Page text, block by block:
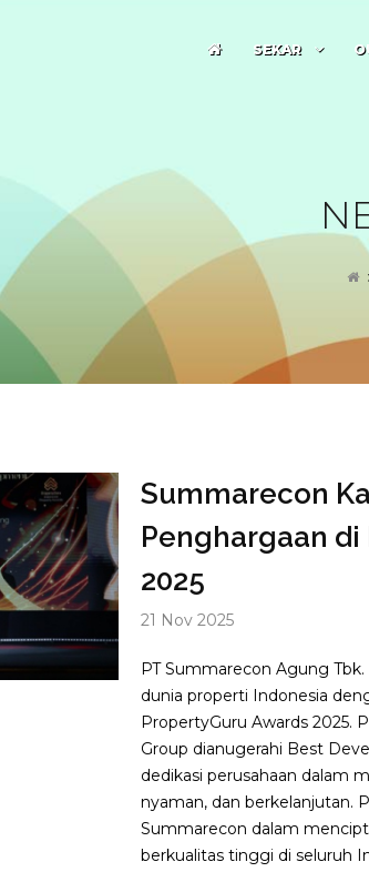
SEKAR
Summarecon
Penghargaan
2025
21 Nov 2025
PT Summarecon Agung
dunia properti Indonesia
PropertyGuru Awards 2025.
Group dianugerahi Best
dedikasi perusahaan dalam
nyaman, dan berkelanjutan.
Summarecon dalam
berkualitas tinggi di seluruh